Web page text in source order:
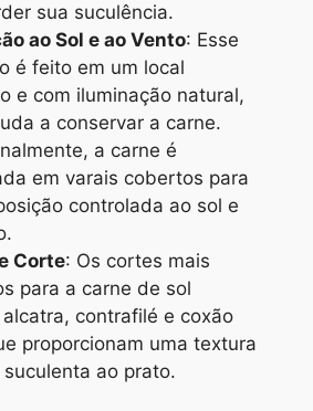
sua suculência.
ao Sol e ao Vento: Esse
é feito em um local
e com iluminação natural,
a conservar a carne.
a carne é
em varais cobertos para
controlada ao sol e
Corte: Os cortes mais
para a carne de sol
contrafilé e coxão
proporcionam uma textura
suculenta ao prato.